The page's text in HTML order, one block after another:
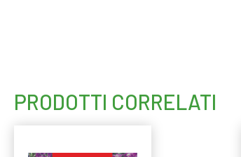
PRODOTTI CORRELATI